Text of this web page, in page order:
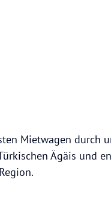
Mietwagen durch
Ägäis und